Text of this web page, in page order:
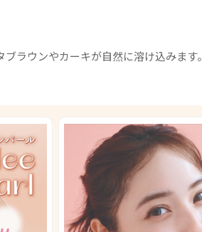
ラウンやカーキが自然に溶け込みます。